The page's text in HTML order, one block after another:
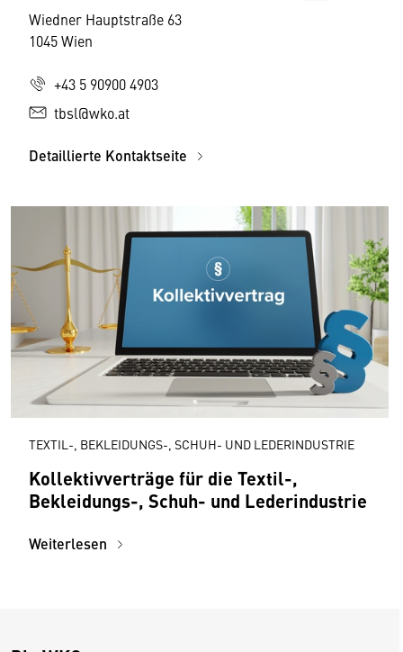
Wiedner Hauptstraße 63
1045 Wien
+43 5 90900 4903
tbsl@wko.at
Detaillierte Kontaktseite
TEXTIL-, BEKLEIDUNGS-, SCHUH- UND LEDERINDUSTRIE
Kollektivverträge für die Textil-,
Bekleidungs-, Schuh- und Lederindustrie
Weiterlesen